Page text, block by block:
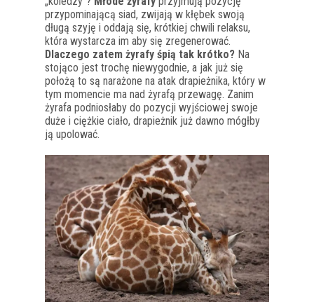
przypominającą siad, zwijają w kłębek swoją
długą szyję i oddają się, krótkiej chwili relaksu,
która wystarcza im aby się zregenerować.
Dlaczego zatem żyrafy śpią tak krótko? Na
stojąco jest trochę niewygodnie, a jak już się
położą to są narażone na atak drapieżnika, który w
tym momencie ma nad żyrafą przewagę. Zanim
żyrafa podniosłaby do pozycji wyjściowej swoje
duże i ciężkie ciało, drapieżnik już dawno mógłby
ją upolować.